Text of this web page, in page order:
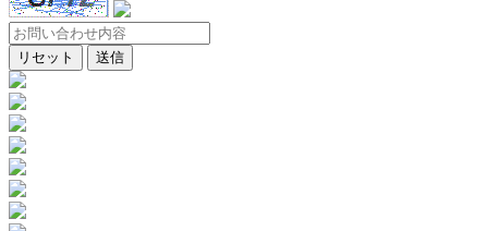
リセット 送信